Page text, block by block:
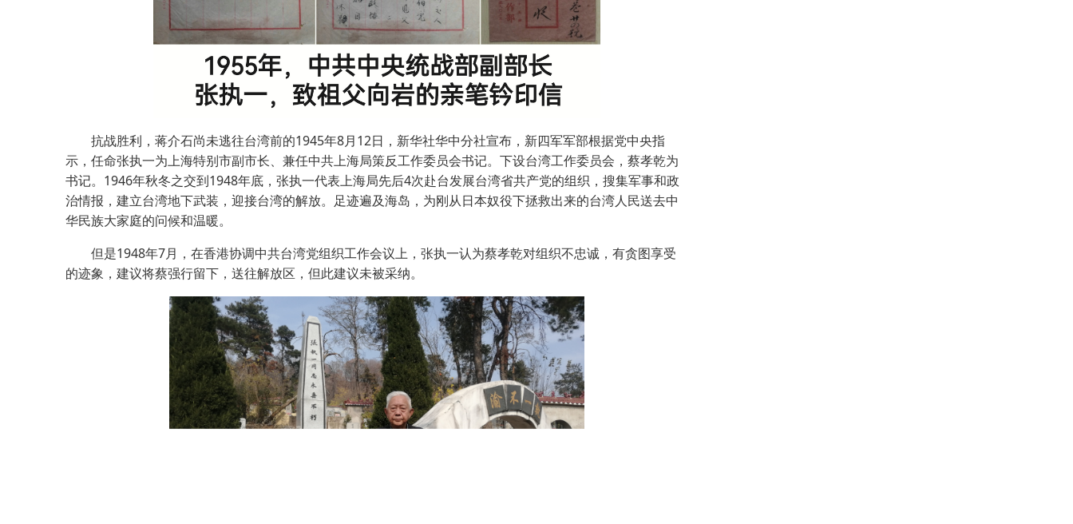
抗战胜利，蒋介石尚未逃往台湾前的1945年8月12日，新华社华中分社宣布，新四军军部根据党中央指
示，任命张执一为上海特别市副市长、兼任中共上海局策反工作委员会书记。下设台湾工作委员会，蔡孝乾为
书记。1946年秋冬之交到1948年底，张执一代表上海局先后4次赴台发展台湾省共产党的组织，搜集军事和政
治情报，建立台湾地下武装，迎接台湾的解放。足迹遍及海岛，为刚从日本奴役下拯救出来的台湾人民送去中
华民族大家庭的问候和温暖。
但是1948年7月，在香港协调中共台湾党组织工作会议上，张执一认为蔡孝乾对组织不忠诚，有贪图享受
的迹象，建议将蔡强行留下，送往解放区，但此建议未被采纳。